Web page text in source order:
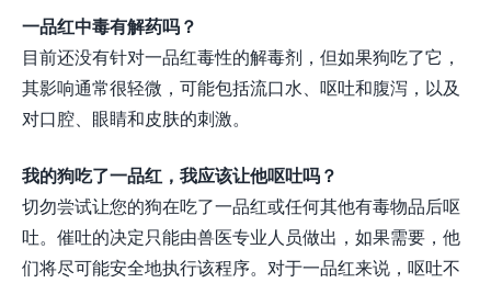
一品红中毒有解药吗？
目前还没有针对一品红毒性的解毒剂，但如果狗吃了它，
其影响通常很轻微，可能包括流口水、呕吐和腹泻，以及
对口腔、眼睛和皮肤的刺激。
我的狗吃了一品红，我应该让他呕吐吗？
切勿尝试让您的狗在吃了一品红或任何其他有毒物品后呕
吐。催吐的决定只能由兽医专业人员做出，如果需要，他
们将尽可能安全地执行该程序。对于一品红来说，呕吐不